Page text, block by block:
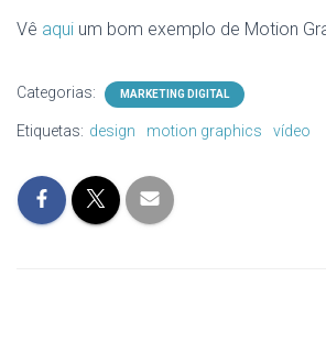
Vê aqui um bom exemplo de Motion
Categorias: MARKETING DIGITAL
Etiquetas: design motion graphics vídeo